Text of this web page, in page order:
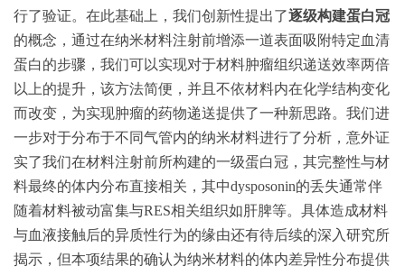
行了验证。在此基础上，我们创新性提出了逐级构建蛋白冠
的概念，通过在纳米材料注射前增添一道表面吸附特定血清
蛋白的步骤，我们可以实现对于材料肿瘤组织递送效率两倍
以上的提升，该方法简便，并且不依材料内在化学结构变化
而改变，为实现肿瘤的药物递送提供了一种新思路。我们进
一步对于分布于不同气管内的纳米材料进行了分析，意外证
实了我们在材料注射前所构建的一级蛋白冠，其完整性与材
料最终的体内分布直接相关，其中dysposonin的丢失通常伴
随着材料被动富集与RES相关组织如肝脾等。具体造成材料
与血液接触后的异质性行为的缘由还有待后续的深入研究所
揭示，但本项结果的确认为纳米材料的体内差异性分布提供